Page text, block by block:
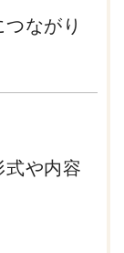
ながり
式や内容